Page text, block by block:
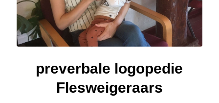
preverbale logopedie
Flesweigeraars